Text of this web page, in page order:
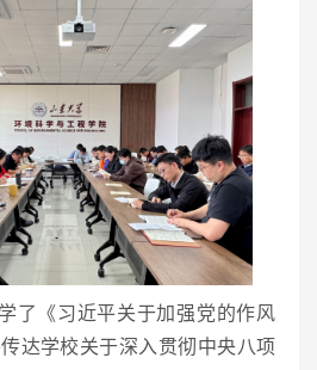
了《习近平关于加强党的作风
达学校关于深入贯彻中央八项